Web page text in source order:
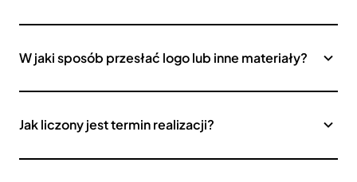
W jaki sposób przesłać logo lub inne materiały?
Jak liczony jest termin realizacji?